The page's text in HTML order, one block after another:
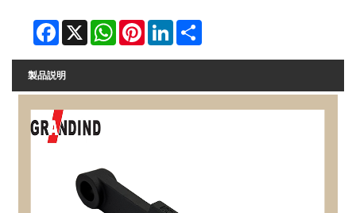
Facebook
X WhatsAppPinterestLinkedIn
製品説明